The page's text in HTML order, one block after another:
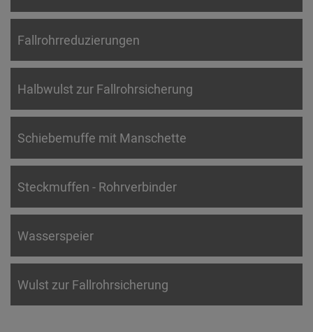
Fallrohrreduzierungen
Halbwulst zur Fallrohrsicherung
Schiebemuffe mit Manschette
Steckmuffen - Rohrverbinder
Wasserspeier
Wulst zur Fallrohrsicherung